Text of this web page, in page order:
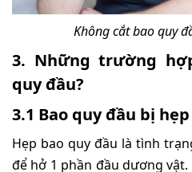
Không cắt bao quy
3. Những trường
quy đầu?
3.1 Bao quy đầu bị hẹp
Hẹp bao quy đầu là tình
để hở 1 phần đầu dương